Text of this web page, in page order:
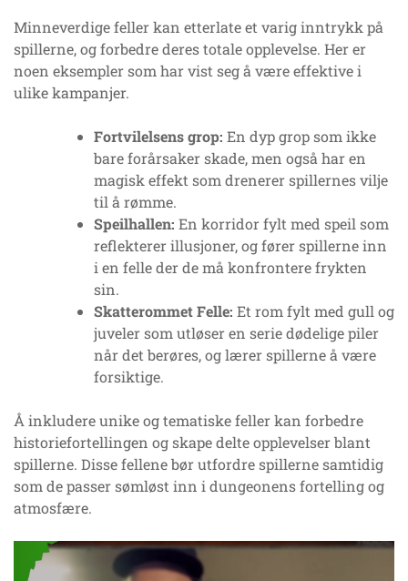
Minneverdige feller kan etterlate et varig inntrykk på
spillerne, og forbedre deres totale opplevelse. Her er
noen eksempler som har vist seg å være effektive i
ulike kampanjer.
Fortvilelsens grop: En dyp grop som ikke
bare forårsaker skade, men også har en
magisk effekt som drenerer spillernes vilje
til å rømme.
Speilhallen: En korridor fylt med speil som
reflekterer illusjoner, og fører spillerne inn
i en felle der de må konfrontere frykten
sin.
Skatterommet Felle: Et rom fylt med gull og
juveler som utløser en serie dødelige piler
når det berøres, og lærer spillerne å være
forsiktige.
Å inkludere unike og tematiske feller kan forbedre
historiefortellingen og skape delte opplevelser blant
spillerne. Disse fellene bør utfordre spillerne samtidig
som de passer sømløst inn i dungeonens fortelling og
atmosfære.